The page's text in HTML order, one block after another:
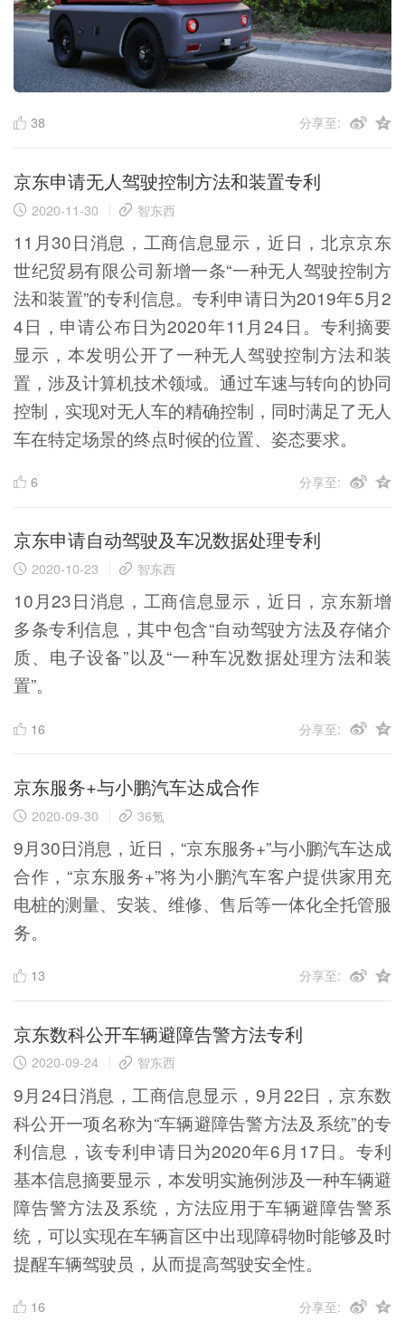
38 分享至:
京东申请无人驾驶控制方法和装置专利
2020-11-30 智东西
11月30日消息，工商信息显示，近日，北京京东
世纪贸易有限公司新增一条“一种无人驾驶控制方
法和装置”的专利信息。专利申请日为2019年5月2
4日，申请公布日为2020年11月24日。专利摘要
显示，本发明公开了一种无人驾驶控制方法和装
置，涉及计算机技术领域。通过车速与转向的协同
控制，实现对无人车的精确控制，同时满足了无人
车在特定场景的终点时候的位置、姿态要求。
6 分享至:
京东申请自动驾驶及车况数据处理专利
2020-10-23 智东西
10月23日消息，工商信息显示，近日，京东新增
多条专利信息，其中包含“自动驾驶方法及存储介
质、电子设备”以及“一种车况数据处理方法和装
置”。
16 分享至:
京东服务+与小鹏汽车达成合作
2020-09-30 36氪
9月30日消息，近日，“京东服务+”与小鹏汽车达成
合作，“京东服务+”将为小鹏汽车客户提供家用充
电桩的测量、安装、维修、售后等一体化全托管服
务。
13 分享至:
京东数科公开车辆避障告警方法专利
2020-09-24 智东西
9月24日消息，工商信息显示，9月22日，京东数
科公开一项名称为“车辆避障告警方法及系统”的专
利信息，该专利申请日为2020年6月17日。专利
基本信息摘要显示，本发明实施例涉及一种车辆避
障告警方法及系统，方法应用于车辆避障告警系
统，可以实现在车辆盲区中出现障碍物时能够及时
提醒车辆驾驶员，从而提高驾驶安全性。
16 分享至: